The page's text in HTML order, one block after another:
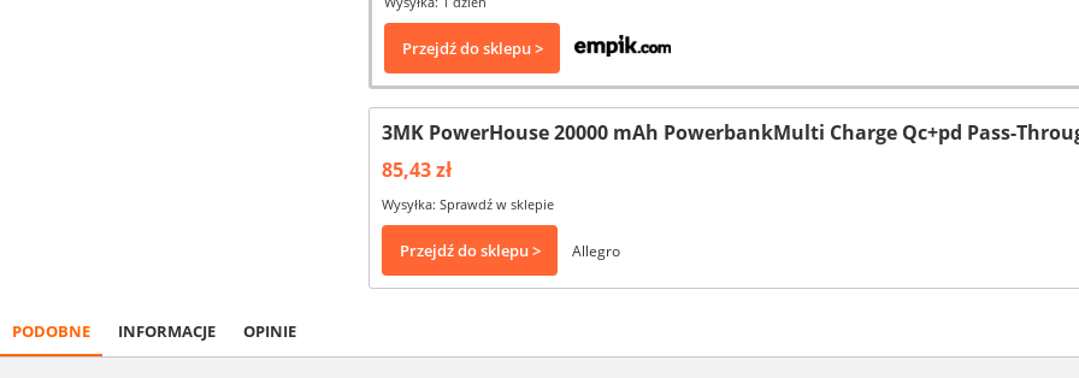
Przejdź do sklepu >
3MK PowerHouse 20000 mAh PowerbankMulti Charge Qc+pd Pass-
85,43 zł
Wysyłka: Sprawdź w sklepie
Przejdź do sklepu > Allegro
PODOBNE INFORMACJE OPINIE